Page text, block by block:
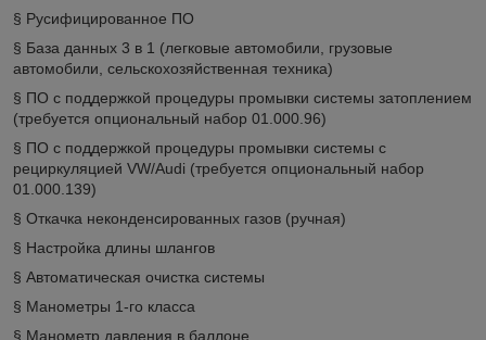
§ Русифицированное ПО
§ База данных 3 в 1 (легковые автомобили, грузовые
автомобили, сельскохозяйственная техника)
§ ПО с поддержкой процедуры промывки системы затоплением
(требуется опциональный набор 01.000.96)
§ ПО с поддержкой процедуры промывки системы с
рециркуляцией VW/Audi (требуется опциональный набор
01.000.139)
§ Откачка неконденсированных газов (ручная)
§ Настройка длины шлангов
§ Автоматическая очистка системы
§ Манометры 1-го класса
§ Манометр давления в баллоне